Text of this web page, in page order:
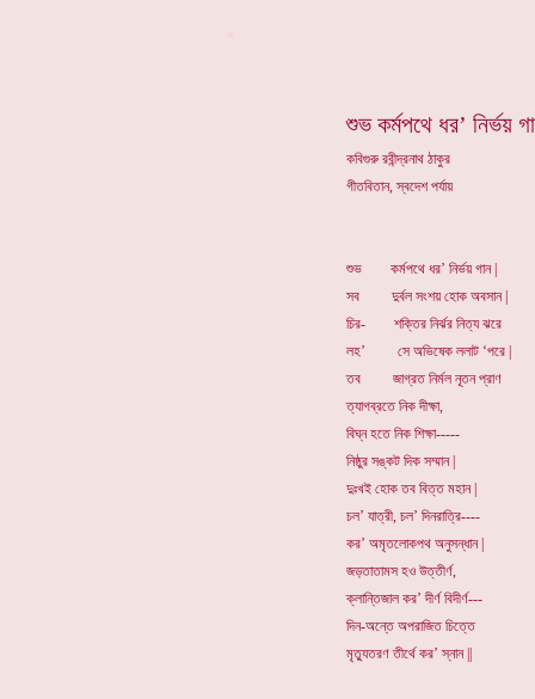
শুভ কর্মপথে ধর’ নির্ভয়
কবিগুরু রবীন্দ্রনাথ ঠাকুর
গীতবিতান, স্বদেশ পর্যায়
শুভ কর্মপথে ধর’ নির্ভয় গান |
সব দুর্বল সংশয় হোক অবসান |
চির- শক্তির নির্ঝর নিত্য ঝরে
লহ’ সে অভিষেক ললাট ‘পরে |
তব জাগ্রত নির্মল নূতন প্রাণ
ত্যাগব্রতে নিক দীক্ষা,
বিঘ্ন হতে নিক শিক্ষা-----
নিষ্ঠুর সঙ্কট দিক সম্মান |
দুঃখই হোক তব বিত্ত মহান |
চল’ যাত্রী, চল’ দিনরাত্রি----
কর’ অমৃতলোকপথ অনুসন্ধান |
জড়তাতামস হও উত্তীর্ণ,
ক্লান্তিজাল কর’ দীর্ণ বিদীর্ণ---
দিন-অন্তে অপরাজিত চিত্তে
মৃত্যুতরণ তীর্থে কর’ স্নান ||